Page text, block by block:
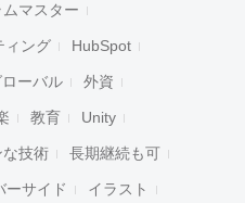
ムマスター
ィング HubSpot
ローバル 外資
教育 Unity
な技術 長期継続も可
ーサイド イラスト